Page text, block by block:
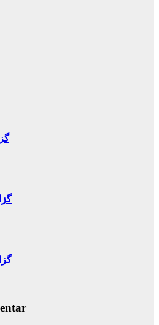
گزارش
گزارش